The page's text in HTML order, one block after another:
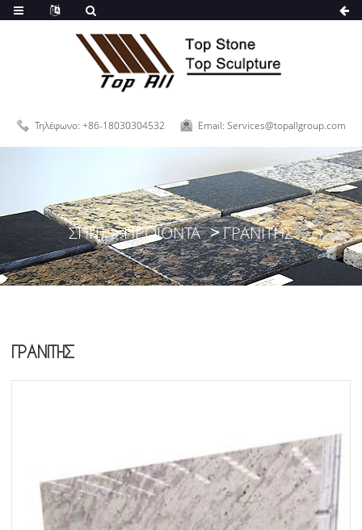
Τηλέφωνο: +86-18030304532 Email: Services@topallgroup.com
ΣΠΊΤΙ ΠΡΟΪΌΝΤΑ ΓΡΑΝΊΤΗΣ
ΓΡΑΝΊΤΗΣ